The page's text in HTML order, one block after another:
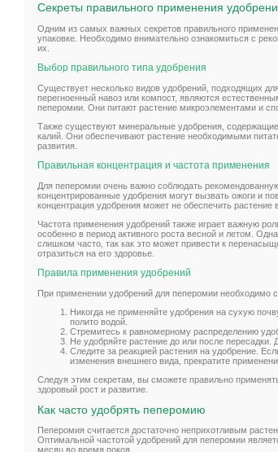
Секреты правильного применения
Одним из самых важных секретов правильного
упаковке. Необходимо внимательно ознакомиться с
их.
Выбор правильного типа удобрения
Существует несколько видов удобрений, подходящих
перегноенный навоз или компост, являются
пеперомии. Они питают растение микроэлементами и
Также существуют минеральные удобрения,
калий. Они обеспечивают растение необходимыми
развития.
Правильная концентрация и частота применения
Для пеперомии очень важно соблюдать
концентрированные удобрения могут вызвать ожоги и
концентрация удобрения может не обеспечить
Частота применения удобрений также играет важную
особенно в период активного роста весной и летом.
слишком часто, так как это может привести к
отразиться на его здоровье.
Правила применения удобрений
При применении удобрений для пеперомии необходимо
Никогда не применяйте удобрения на сухую
полито водой.
Стремитесь к равномерному распределению
Не удобряйте растение до или после пересадки.
Следите за реакцией растения на удобрение.
изменения внешнего вида, прекратите
Следуя этим секретам, вы сможете правильно
здоровый рост и развитие.
Как часто удобрять пеперомию
Пеперомия считается достаточно неприхотливым
Оптимальной частотой удобрений для пеперомии
месяц во время покоя.